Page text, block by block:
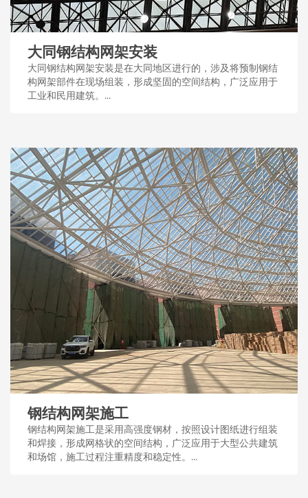
大同钢结构网架安装
大同钢结构网架安装是在大同地区进行的，涉及将预制钢结
构网架部件在现场组装，形成坚固的空间结构，广泛应用于
工业和民用建筑。...
钢结构网架施工
钢结构网架施工是采用高强度钢材，按照设计图纸进行组装
和焊接，形成网格状的空间结构，广泛应用于大型公共建筑
和场馆，施工过程注重精度和稳定性。...